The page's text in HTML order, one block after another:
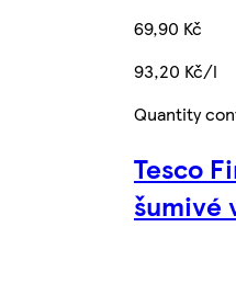
69,90 Kč
93,20 Kč/l
Quantity
Tesco
šumivé